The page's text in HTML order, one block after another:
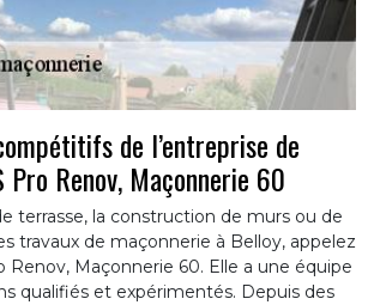
de l’entreprise de
Pro Renov, Maçonnerie 60
terrasse, la construction de murs ou de
travaux de maçonnerie à Belloy, appelez
Renov, Maçonnerie 60. Elle a une équipe
qualifiés et expérimentés. Depuis des